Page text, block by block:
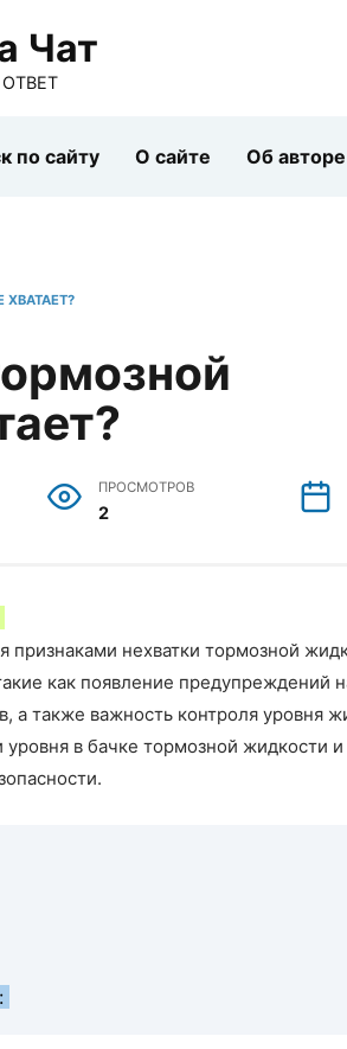
Чат
по сайту О сайте Об авторе
ПРОСМОТРОВ
2
признаками нехватки тормозной
как появление предупреждений
а также важность контроля уровня
в бачке тормозной жидкости